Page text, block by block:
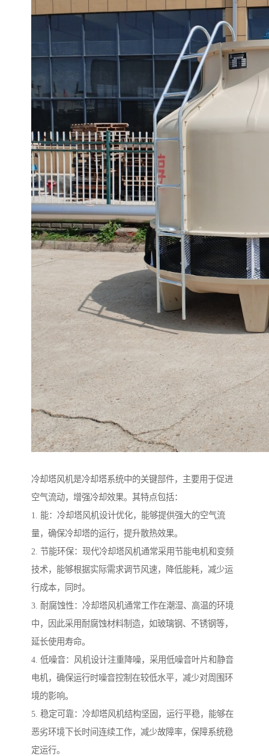
冷却塔风机是冷却塔系统中的关键部件，主要用于促进
空气流动，增强冷却效果。其特点包括：
1. 能：冷却塔风机设计优化，能够提供强大的空气流
量，确保冷却塔的运行，提升散热效果。
2. 节能环保：现代冷却塔风机通常采用节能电机和变频
技术，能够根据实际需求调节风速，降低能耗，减少运
行成本，同时。
3. 耐腐蚀性：冷却塔风机通常工作在潮湿、高温的环境
中，因此采用耐腐蚀材料制造，如玻璃钢、不锈钢等，
延长使用寿命。
4. 低噪音：风机设计注重降噪，采用低噪音叶片和静音
电机，确保运行时噪音控制在较低水平，减少对周围环
境的影响。
5. 稳定可靠：冷却塔风机结构坚固，运行平稳，能够在
恶劣环境下长时间连续工作，减少故障率，保障系统稳
定运行。